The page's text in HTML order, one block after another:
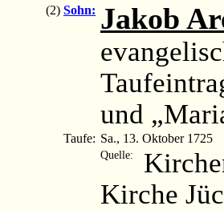
(2) Sohn: Jakob
und
Taufe: Sa., 13. Oktober 1725
Quelle:
Kirche